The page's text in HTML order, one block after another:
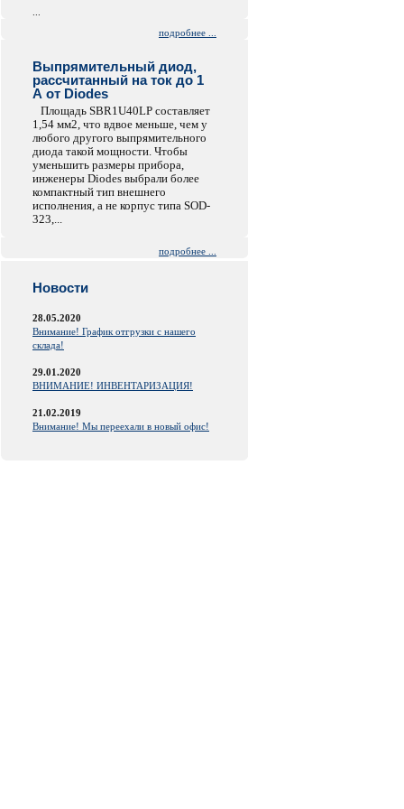
подробнее ...
Выпрямительный диод,
рассчитанный на ток до 1
А от Diodes
Площадь SBR1U40LP составляет
1,54 мм2, что вдвое меньше, чем у
любого другого выпрямительного
диода такой мощности. Чтобы
уменьшить размеры прибора,
инженеры Diodes выбрали более
компактный тип внешнего
исполнения, а не корпус типа SOD-
323,...
подробнее ...
Новости
28.05.2020
Внимание! График отгрузки с нашего
склада!
29.01.2020
ВНИМАНИЕ! ИНВЕНТАРИЗАЦИЯ!
21.02.2019
Внимание! Мы переехали в новый офис!